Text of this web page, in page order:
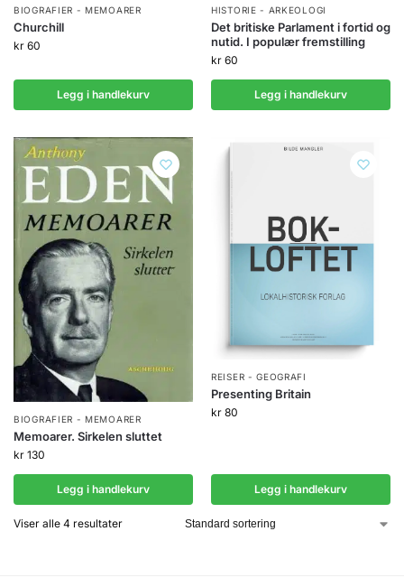
BIOGRAFIER - MEMOARER
Churchill
kr 60
Legg i handlekurv
HISTORIE - ARKEOLOGI
Det britiske Parlament i fortid og
nutid. I populær fremstilling
kr 60
Legg i handlekurv
BIOGRAFIER - MEMOARER
Memoarer. Sirkelen sluttet
kr 130
Legg i handlekurv
REISER - GEOGRAFI
Presenting Britain
kr 80
Legg i handlekurv
Viser alle 4 resultater